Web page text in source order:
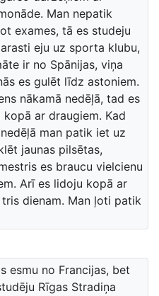
Man nepatik
exames, tā es studeju
eju uz sporta klubu,
ir no Spānijas, viņa
es gulēt līdz astoniem.
nākamā nedēļā, tad es
ar draugiem. Kad
man patik iet uz
jaunas pilsētas,
es braucu vielcienu
Arī es lidoju kopā ar
dienam. Man ļoti patik
esmu no Francijas, bet
Rīgas Stradiņa